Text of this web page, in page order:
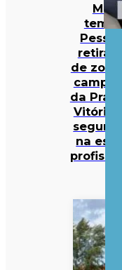
Mau
de zona
da Praia
Vitória
na